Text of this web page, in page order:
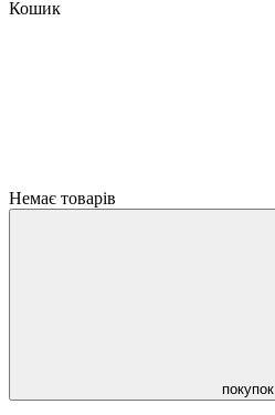
Кошик
Немає товарів
покупок